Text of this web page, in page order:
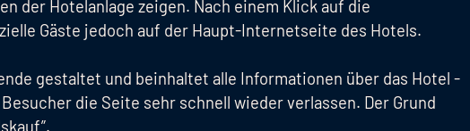
der Hotelanlage zeigen. Nach einem Klick auf die
Gäste jedoch auf der Haupt-Internetseite des Hotels.
gestaltet und beinhaltet alle Informationen über das Hotel -
die Seite sehr schnell wieder verlassen. Der Grund